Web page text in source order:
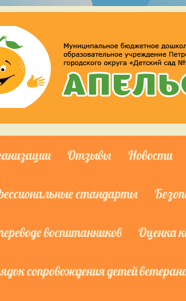
Отзывы Новости
стандарты
воспитанников Оценка
сопровождения детей